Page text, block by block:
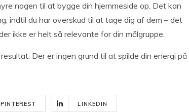
nogen til at bygge din hjemmeside op. Det kan
indtil du har overskud til at tage dig af dem – det
ikke er helt så relevante for din målgruppe.
Der er ingen grund til at spilde din energi på
PINTEREST LINKEDIN